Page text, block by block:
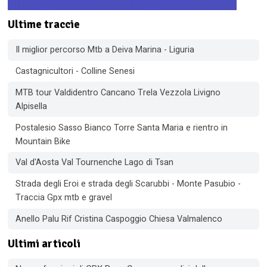
Ultime traccie
Il miglior percorso Mtb a Deiva Marina - Liguria
Castagnicultori - Colline Senesi
MTB tour Valdidentro Cancano Trela Vezzola Livigno
Alpisella
Postalesio Sasso Bianco Torre Santa Maria e rientro in
Mountain Bike
Val d'Aosta Val Tournenche Lago di Tsan
Strada degli Eroi e strada degli Scarubbi - Monte Pasubio -
Traccia Gpx mtb e gravel
Anello Palu Rif Cristina Caspoggio Chiesa Valmalenco
Ultimi articoli